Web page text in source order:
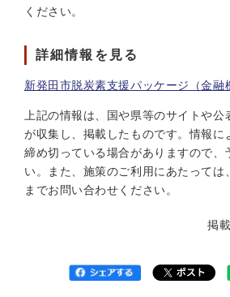
ください。
詳細情報を見る
新発田市脱炭素支援パッケージ（金融
上記の情報は、国や県等のサイトや
が収集し、掲載したものです。情報に
締め切っている場合がありますので、
い。また、施策のご利用にあたっては
までお問い合わせください。
掲